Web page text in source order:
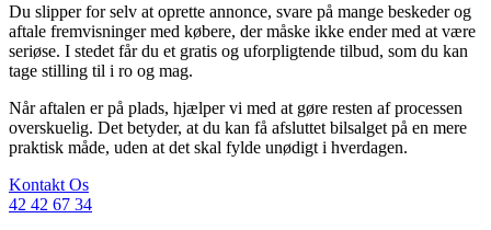
Du slipper for selv at oprette annonce, svare på mange beskeder og
aftale fremvisninger med købere, der måske ikke ender med at være
seriøse. I stedet får du et gratis og uforpligtende tilbud, som du kan
tage stilling til i ro og mag.
Når aftalen er på plads, hjælper vi med at gøre resten af processen
overskuelig. Det betyder, at du kan få afsluttet bilsalget på en mere
praktisk måde, uden at det skal fylde unødigt i hverdagen.
Kontakt Os
42 42 67 34